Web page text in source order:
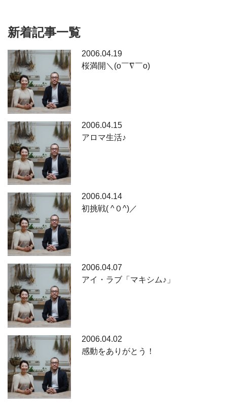
新着記事一覧
2006.04.19
桜満開＼(o￣∇￣o)
2006.04.15
アロマ生活♪
2006.04.14
初挑戦( ^０^)／
2006.04.07
アイ・ラブ「マキシム♪」
2006.04.02
感動をありがとう！